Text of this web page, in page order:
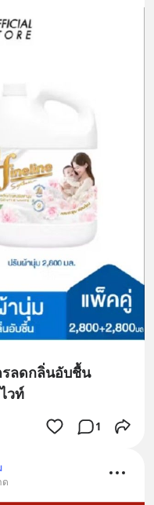
ลดกลิ่นอับชื้น
วท์
1
ด